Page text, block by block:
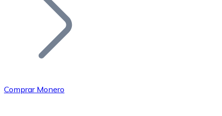
Comprar Monero